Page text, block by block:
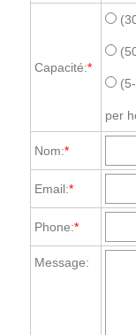
Capacité:*
per
Nom:*
Email:*
Phone:*
Message: